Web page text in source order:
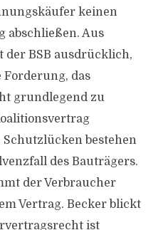
keinen
abschließen. Aus
der BSB ausdrücklich,
Forderung, das
grundlegend zu
bestehen
des Bauträgers.
der Verbraucher
Vertrag. Becker blickt
ist